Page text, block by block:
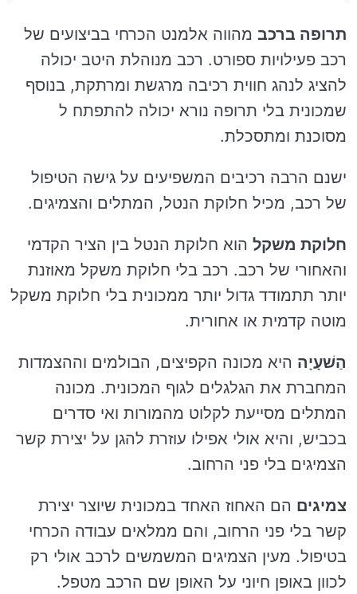
תרופה ברכב מהווה אלמנט הכרחי בביצועים של
רכב פעילויות ספורט. רכב מנוהלת היטב יכולה
להציג לנהג חווית רכיבה מרגשת ומרתקת, בנוסף
שמכונית בלי תרופה נורא יכולה להתפתח ל
מסוכנת ומתסכלת.
ישנם הרבה רכיבים המשפיעים על גישה הטיפול
של רכב, מכיל חלוקת הנטל, המתלים והצמיגים.
חלוקת משקל הוא חלוקת הנטל בין הציר הקדמי
והאחורי של רכב. רכב בלי חלוקת משקל מאוזנת
יותר תתמודד גדול יותר ממכונית בלי חלוקת משקל
מוטה קדמית או אחורית.
הַשׁעָיָה היא מכונה הקפיצים, הבולמים וההצמדות
המחברת את הגלגלים לגוף המכונית. מכונה
המתלים מסייעת לקלוט מהמורות ואי סדרים
בכביש, והיא אולי אפילו עוזרת להגן על יצירת קשר
הצמיגים בלי פני הרחוב.
צמיגים הם האחוז האחד במכונית שיוצר יצירת
קשר בלי פני הרחוב, והם ממלאים עבודה הכרחי
בטיפול. מעין הצמיגים המשמשים לרכב אולי רק
לכוון באופן חיוני על האופן שם הרכב מטפל.